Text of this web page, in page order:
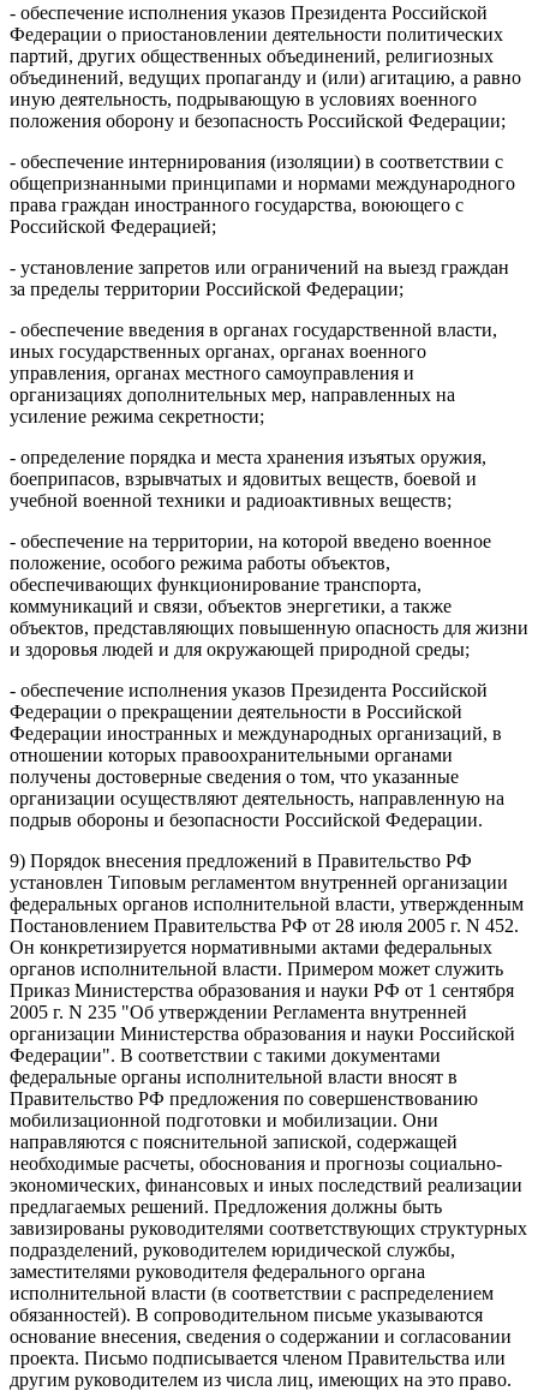
- обеспечение исполнения указов Президента Российской
Федерации о приостановлении деятельности политических
партий, других общественных объединений, религиозных
объединений, ведущих пропаганду и (или) агитацию, а равно
иную деятельность, подрывающую в условиях военного
положения оборону и безопасность Российской Федерации;
- обеспечение интернирования (изоляции) в соответствии с
общепризнанными принципами и нормами международного
права граждан иностранного государства, воюющего с
Российской Федерацией;
- установление запретов или ограничений на выезд граждан
за пределы территории Российской Федерации;
- обеспечение введения в органах государственной власти,
иных государственных органах, органах военного
управления, органах местного самоуправления и
организациях дополнительных мер, направленных на
усиление режима секретности;
- определение порядка и места хранения изъятых оружия,
боеприпасов, взрывчатых и ядовитых веществ, боевой и
учебной военной техники и радиоактивных веществ;
- обеспечение на территории, на которой введено военное
положение, особого режима работы объектов,
обеспечивающих функционирование транспорта,
коммуникаций и связи, объектов энергетики, а также
объектов, представляющих повышенную опасность для жизни
и здоровья людей и для окружающей природной среды;
- обеспечение исполнения указов Президента Российской
Федерации о прекращении деятельности в Российской
Федерации иностранных и международных организаций, в
отношении которых правоохранительными органами
получены достоверные сведения о том, что указанные
организации осуществляют деятельность, направленную на
подрыв обороны и безопасности Российской Федерации.
9) Порядок внесения предложений в Правительство РФ
установлен Типовым регламентом внутренней организации
федеральных органов исполнительной власти, утвержденным
Постановлением Правительства РФ от 28 июля 2005 г. N 452.
Он конкретизируется нормативными актами федеральных
органов исполнительной власти. Примером может служить
Приказ Министерства образования и науки РФ от 1 сентября
2005 г. N 235 "Об утверждении Регламента внутренней
организации Министерства образования и науки Российской
Федерации". В соответствии с такими документами
федеральные органы исполнительной власти вносят в
Правительство РФ предложения по совершенствованию
мобилизационной подготовки и мобилизации. Они
направляются с пояснительной запиской, содержащей
необходимые расчеты, обоснования и прогнозы социально-
экономических, финансовых и иных последствий реализации
предлагаемых решений. Предложения должны быть
завизированы руководителями соответствующих структурных
подразделений, руководителем юридической службы,
заместителями руководителя федерального органа
исполнительной власти (в соответствии с распределением
обязанностей). В сопроводительном письме указываются
основание внесения, сведения о содержании и согласовании
проекта. Письмо подписывается членом Правительства или
другим руководителем из числа лиц, имеющих на это право.